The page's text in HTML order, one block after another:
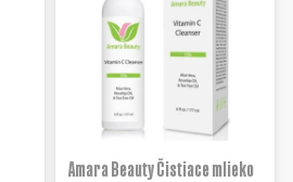
Amara Beauty Čistiace mlieko